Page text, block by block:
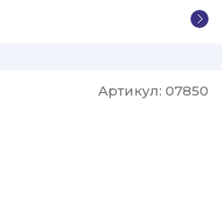
Артикул: 07850